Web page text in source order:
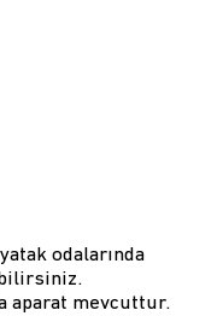
odalarında
aparat mevcuttur.